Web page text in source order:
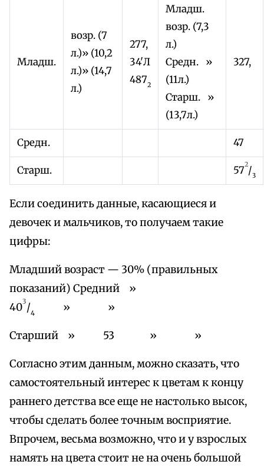
Младш.
возр. (7
л.)» (10,2
л.)» (14,7
л.)
277,
34'Л
4872
Младш.
возр. (7,3
л.)
Средн. »
(11л.)
Старш. »
(13,7л.)
327,
Средн. 47
Старш. 572/3
Если соединить данные, касающиеся и
девочек и мальчиков, то получаем такие
цифры:
Младший возраст — 30% (правильных
показаний) Средний »
403/4 » »
Старший » 53 » »
Согласно этим данным, можно сказать, что
самостоятельный интерес к цветам к концу
раннего детства все еще не настолько высок,
чтобы сделать более точным восприятие.
Впрочем, весьма возможно, что и у взрослых
намять на цвета стоит не на очень большой